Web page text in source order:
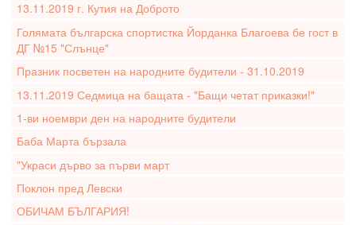
13.11.2019 г. Кутия на Доброто
Голямата българска спортистка Йорданка Благоева бе гост в
ДГ №15 "Слънце"
Празник посветен на народните будители - 31.10.2019
13.11.2019 Седмица на бащата - "Бащи четат приказки!"
1-ви ноември ден на народните будители
Баба Марта бързала
"Украси дърво за първи март
Поклон пред Левски
ОБИЧАМ БЪЛГАРИЯ!